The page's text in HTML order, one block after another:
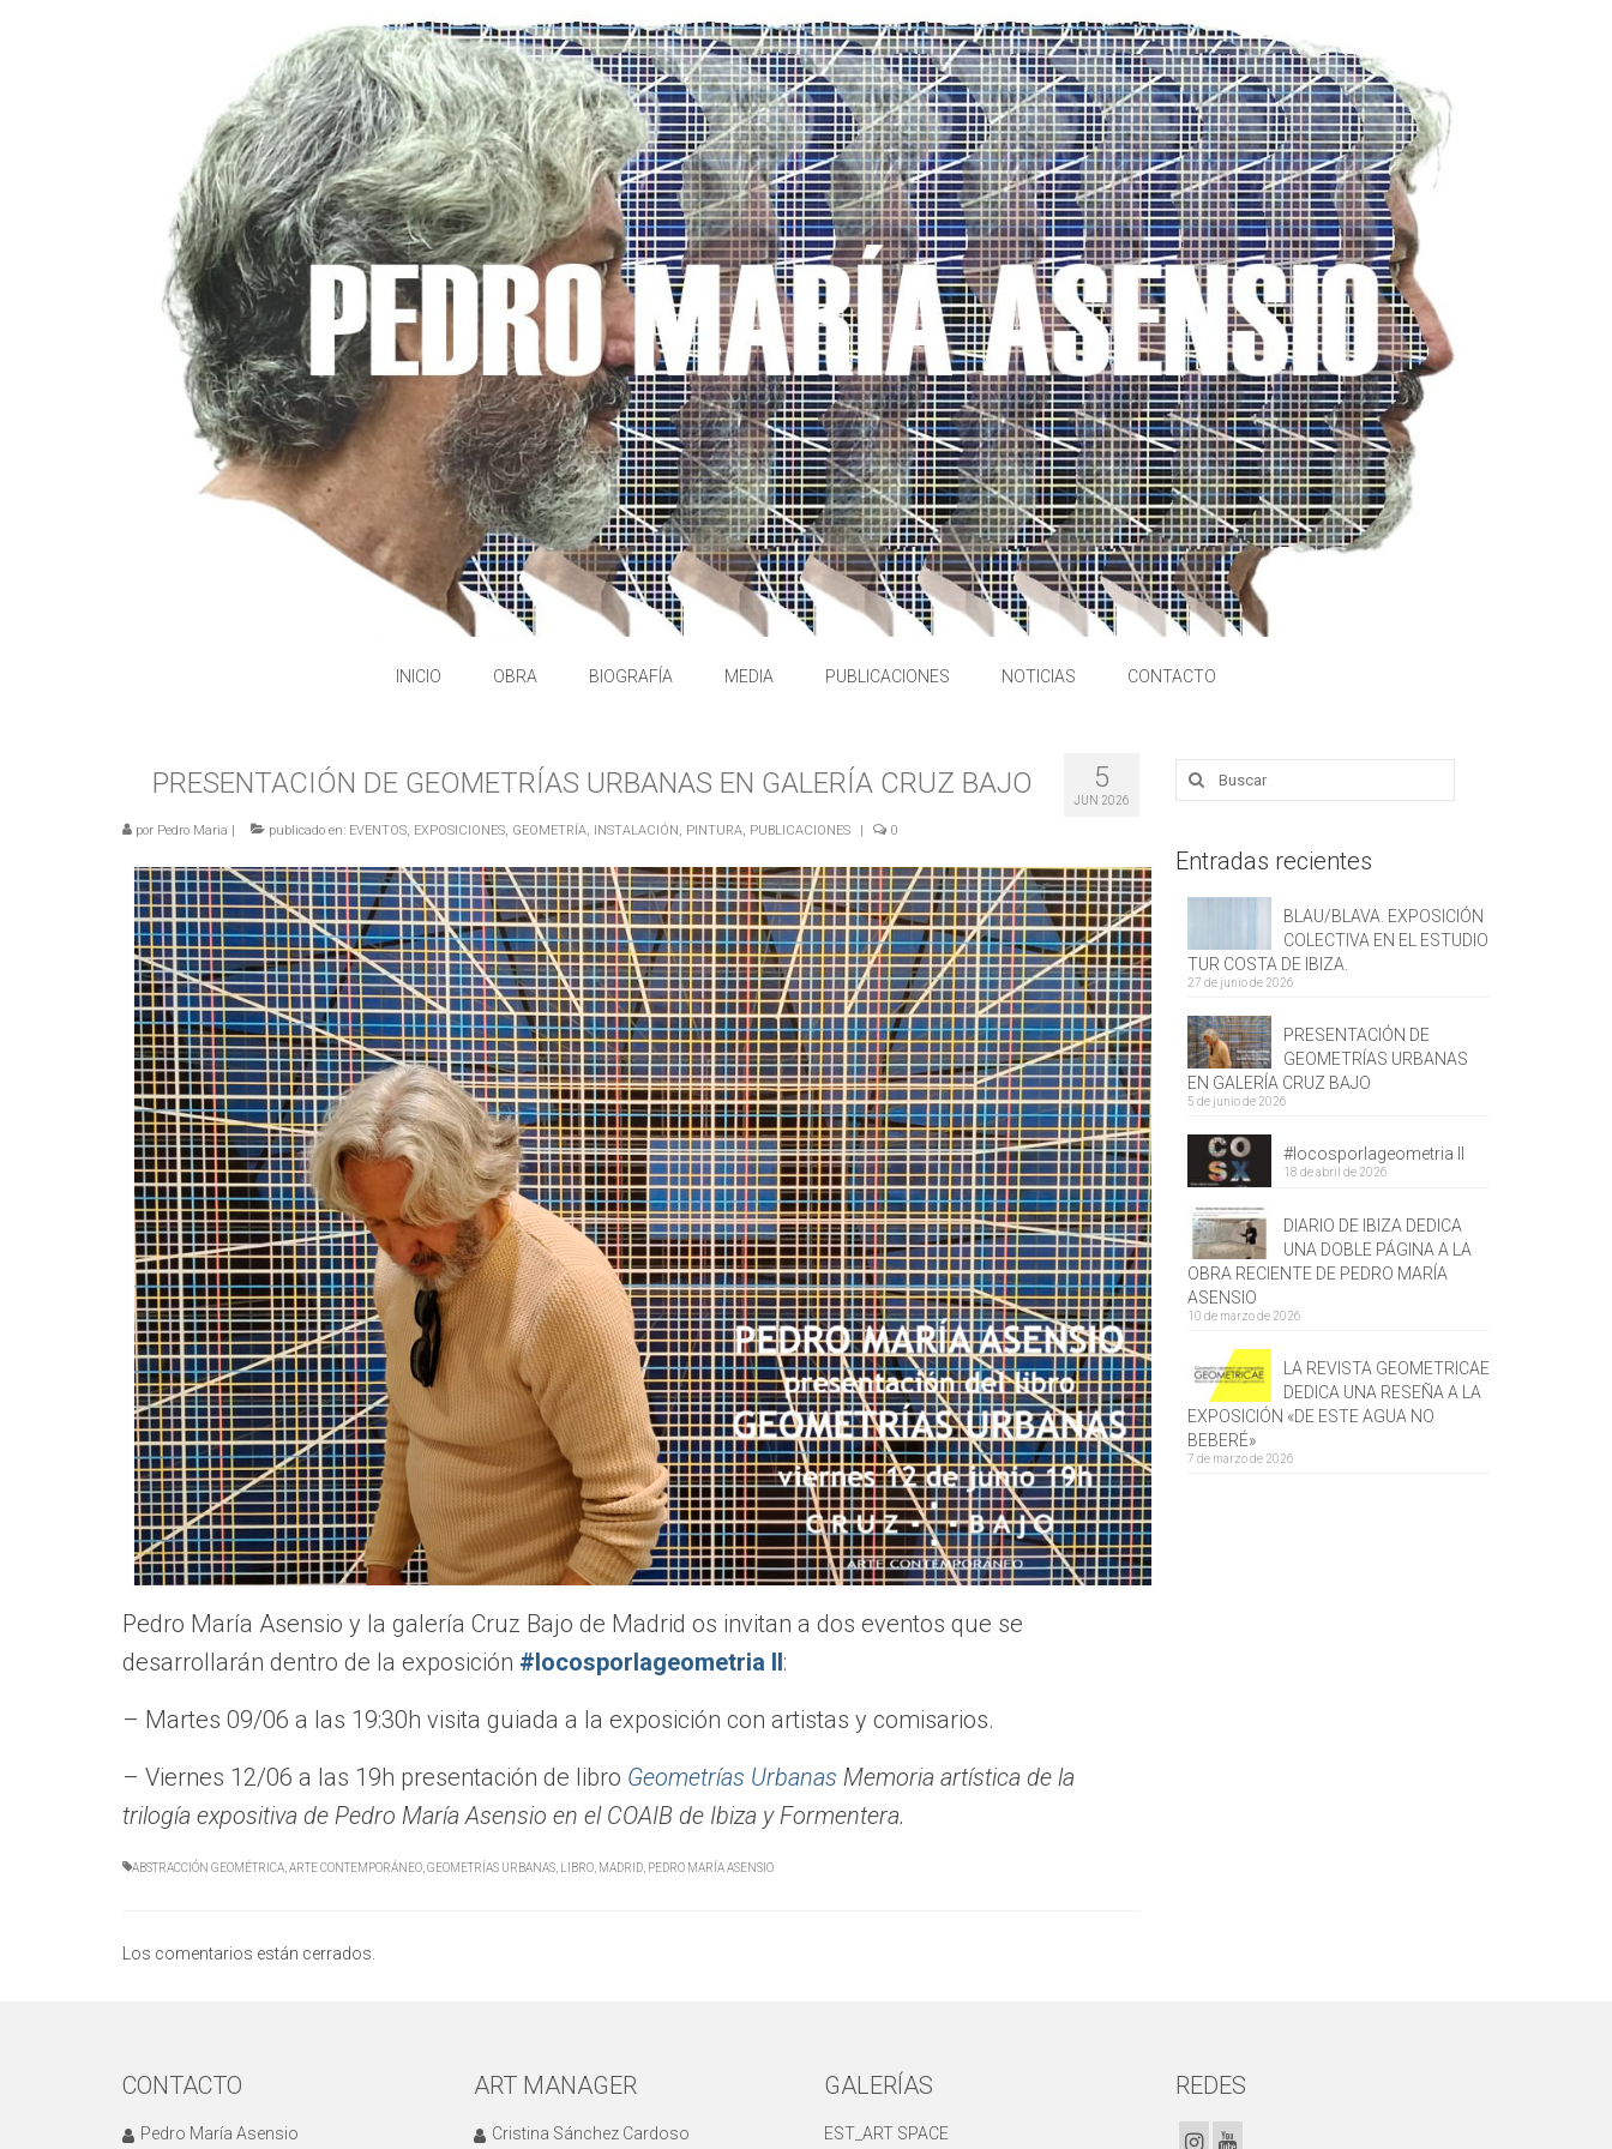
INICIO OBRA BIOGRAFÍA MEDIA PUBLICACIONES NOTICIAS CONTACTO
5
JUN 2026
PRESENTACIÓN DE GEOMETRÍAS URBANAS EN GALERÍA CRUZ BAJO
por Pedro Maria publicado en: EVENTOS, EXPOSICIONES, GEOMETRÍA, INSTALACIÓN , PINTURA, PUBLICACIONES 0
Pedro María Asensio y la galería Cruz Bajo de Madrid os invitan a dos eventos que se
desarrollarán dentro de la exposición #locosporlageometria II :
– Martes 09/06 a las 19:30h visita guiada a la exposición con artistas y comisarios.
– Viernes 12/06 a las 19h presentación de libro Geometrías Urbanas Memoria artística de la
trilogía expositiva de Pedro María Asensio en el COAIB de Ibiza y Formentera.
ABSTRACCIÓN GEOMÉTRICA,ARTE CONTEMPORÁNEO,GEOMETRÍAS URBANAS, LIBRO, MADRID, PEDRO MARÍA ASENSIO
Los comentarios están cerrados.
Buscar
por:
Entradas recientes
BLAU/BLAVA. EXPOSICIÓN
COLECTIVA EN EL ESTUDIO
TUR COSTA DE IBIZA.
27 de junio de 2026
PRESENTACIÓN DE
GEOMETRÍAS URBANAS
EN GALERÍA CRUZ BAJO
5 de junio de 2026
#locosporlageometria II
18 de abril de 2026
DIARIO DE IBIZA DEDICA
UNA DOBLE PÁGINA A LA
OBRA RECIENTE DE PEDRO MARÍA
ASENSIO
10 de marzo de 2026
LA REVISTA GEOMETRICAE
DEDICA UNA RESEÑA A LA
EXPOSICIÓN «DE ESTE AGUA NO
BEBERÉ»
7 de marzo de 2026
CONTACTO
Pedro María Asensio
ART MANAGER
Cristina Sánchez Cardoso
GALERÍAS
EST_ART SPACE
REDES